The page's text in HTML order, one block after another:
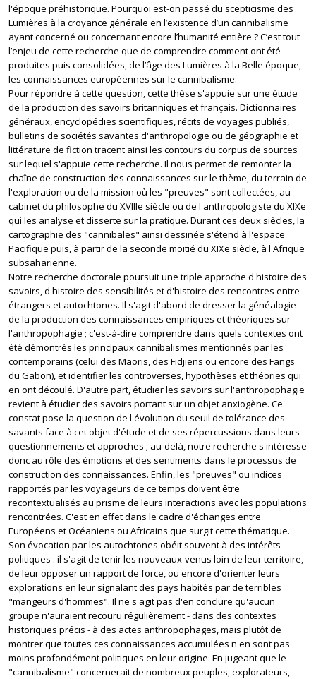
l'époque préhistorique. Pourquoi est-on passé du scepticisme des
Lumières à la croyance générale en l’existence d’un cannibalisme
ayant concerné ou concernant encore l’humanité entière ? C’est tout
l’enjeu de cette recherche que de comprendre comment ont été
produites puis consolidées, de l’âge des Lumières à la Belle époque,
les connaissances européennes sur le cannibalisme.
Pour répondre à cette question, cette thèse s'appuie sur une étude
de la production des savoirs britanniques et français. Dictionnaires
généraux, encyclopédies scientifiques, récits de voyages publiés,
bulletins de sociétés savantes d'anthropologie ou de géographie et
littérature de fiction tracent ainsi les contours du corpus de sources
sur lequel s'appuie cette recherche. Il nous permet de remonter la
chaîne de construction des connaissances sur le thème, du terrain de
l'exploration ou de la mission où les "preuves" sont collectées, au
cabinet du philosophe du XVIIIe siècle ou de l'anthropologiste du XIXe
qui les analyse et disserte sur la pratique. Durant ces deux siècles, la
cartographie des "cannibales" ainsi dessinée s'étend à l'espace
Pacifique puis, à partir de la seconde moitié du XIXe siècle, à l'Afrique
subsaharienne.
Notre recherche doctorale poursuit une triple approche d'histoire des
savoirs, d'histoire des sensibilités et d'histoire des rencontres entre
étrangers et autochtones. Il s'agit d'abord de dresser la généalogie
de la production des connaissances empiriques et théoriques sur
l'anthropophagie ; c'est-à-dire comprendre dans quels contextes ont
été démontrés les principaux cannibalismes mentionnés par les
contemporains (celui des Maoris, des Fidjiens ou encore des Fangs
du Gabon), et identifier les controverses, hypothèses et théories qui
en ont découlé. D'autre part, étudier les savoirs sur l'anthropophagie
revient à étudier des savoirs portant sur un objet anxiogène. Ce
constat pose la question de l'évolution du seuil de tolérance des
savants face à cet objet d'étude et de ses répercussions dans leurs
questionnements et approches ; au-delà, notre recherche s'intéresse
donc au rôle des émotions et des sentiments dans le processus de
construction des connaissances. Enfin, les "preuves" ou indices
rapportés par les voyageurs de ce temps doivent être
recontextualisés au prisme de leurs interactions avec les populations
rencontrées. C'est en effet dans le cadre d'échanges entre
Européens et Océaniens ou Africains que surgit cette thématique.
Son évocation par les autochtones obéit souvent à des intérêts
politiques : il s'agit de tenir les nouveaux-venus loin de leur territoire,
de leur opposer un rapport de force, ou encore d'orienter leurs
explorations en leur signalant des pays habités par de terribles
"mangeurs d'hommes". Il ne s'agit pas d'en conclure qu'aucun
groupe n'auraient recouru régulièrement - dans des contextes
historiques précis - à des actes anthropophages, mais plutôt de
montrer que toutes ces connaissances accumulées n'en sont pas
moins profondément politiques en leur origine. En jugeant que le
"cannibalisme" concernerait de nombreux peuples, explorateurs,